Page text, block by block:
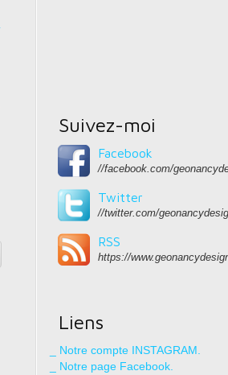
Suivez-moi
Facebook
//facebook.com/
Twitter
//twitter.com/
RSS
https://
Liens
_ Notre compte INSTAGRAM.
_ Notre page Facebook.